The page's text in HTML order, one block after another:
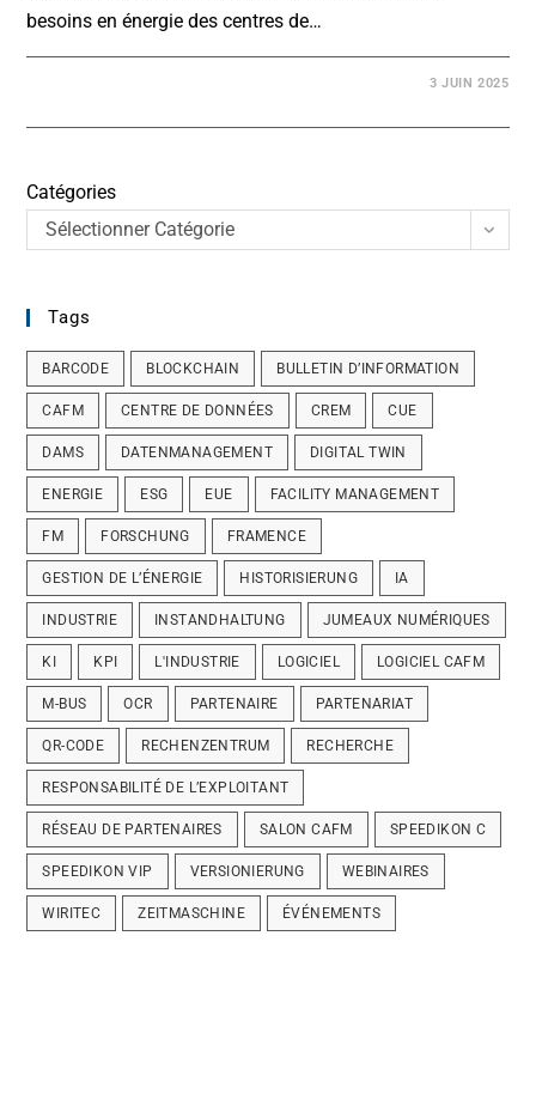
besoins en énergie des centres de…
3 JUIN 2025
Catégories
Sélectionner Catégorie
Tags
BARCODE BLOCKCHAIN BULLETIN D’INFORMATION
CAFM CENTRE DE DONNÉES CREM CUE
DAMS DATENMANAGEMENT DIGITAL TWIN
ENERGIE ESG EUE FACILITY MANAGEMENT
FM FORSCHUNG FRAMENCE
GESTION DE L’ÉNERGIE HISTORISIERUNG IA
INDUSTRIE INSTANDHALTUNG JUMEAUX NUMÉRIQUES
KI KPI L'INDUSTRIE LOGICIEL LOGICIEL CAFM
M-BUS OCR PARTENAIRE PARTENARIAT
QR-CODE RECHENZENTRUM RECHERCHE
RESPONSABILITÉ DE L’EXPLOITANT
RÉSEAU DE PARTENAIRES SALON CAFM SPEEDIKON C
SPEEDIKON VIP VERSIONIERUNG WEBINAIRES
WIRITEC ZEITMASCHINE ÉVÉNEMENTS